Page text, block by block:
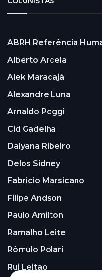
ABRH Referência
Alberto Arcela
Alek Maracajá
Alexandre Luna
Arnaldo Poggi
Cid Gadelha
Dalyana Ribeiro
Delos Sidney
Fabricio Marsicano
Filipe Andson
Paulo Amilton
Ramalho Leite
Rômulo Polari
Rui Leitão